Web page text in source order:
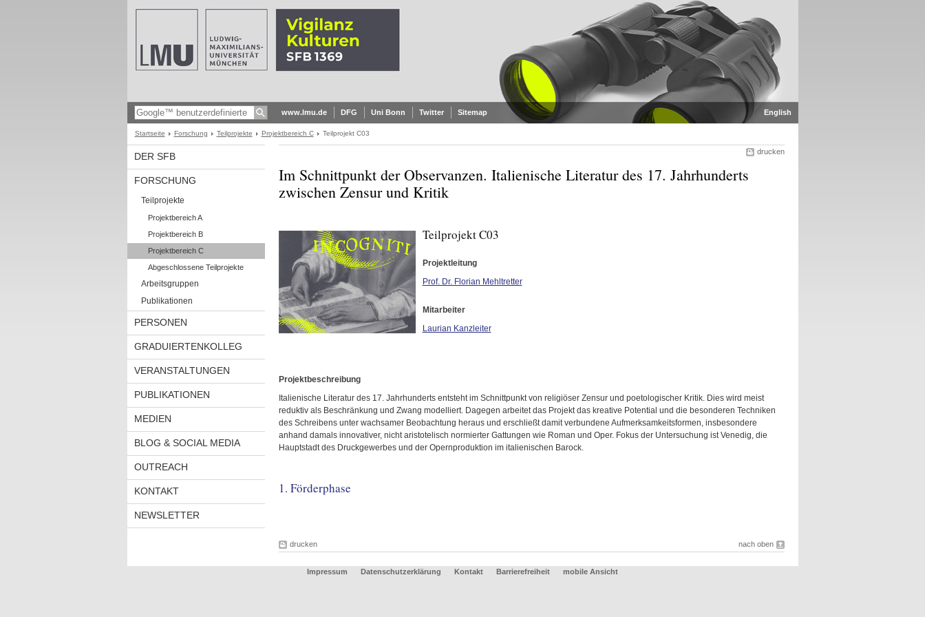
www.lmu.de DFG Uni Bonn Twitter Sitemap English
Startseite Forschung Teilprojekte Projektbereich C Teilprojekt C03
DER SFB
FORSCHUNG
Teilprojekte
Projektbereich A
Projektbereich B
Projektbereich C
Abgeschlossene Teilprojekte
Arbeitsgruppen
Publikationen
PERSONEN
GRADUIERTENKOLLEG
VERANSTALTUNGEN
PUBLIKATIONEN
MEDIEN
BLOG & SOCIAL MEDIA
OUTREACH
KONTAKT
NEWSLETTER
drucken
Im Schnittpunkt der Observanzen. Italienische Literatur des 17. Jahrhunderts
zwischen Zensur und Kritik
Teilprojekt C03
Projektleitung
Prof. Dr. Florian Mehltretter
Mitarbeiter
Laurian Kanzleiter
Projektbeschreibung
Italienische Literatur des 17. Jahrhunderts entsteht im Schnittpunkt von religiöser Zensur und poetologischer Kritik. Dies wird meist
reduktiv als Beschränkung und Zwang modelliert. Dagegen arbeitet das Projekt das kreative Potential und die besonderen Techniken
des Schreibens unter wachsamer Beobachtung heraus und erschließt damit verbundene Aufmerksamkeitsformen, insbesondere
anhand damals innovativer, nicht aristotelisch normierter Gattungen wie Roman und Oper. Fokus der Untersuchung ist Venedig, die
Hauptstadt des Druckgewerbes und der Opernproduktion im italienischen Barock.
1. Förderphase
drucken nach oben
Impressum Datenschutzerklärung Kontakt Barrierefreiheit mobile Ansicht